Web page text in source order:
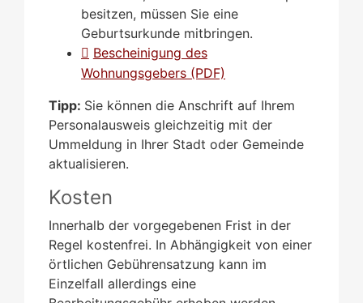
besitzen, müssen Sie eine
Geburtsurkunde mitbringen.
Bescheinigung des
Wohnungsgebers (PDF)
Tipp: Sie können die Anschrift auf Ihrem
Personalausweis gleichzeitig mit der
Ummeldung in Ihrer Stadt oder Gemeinde
aktualisieren.
Kosten
Innerhalb der vorgegebenen Frist in der
Regel kostenfrei. In Abhängigkeit von einer
örtlichen Gebührensatzung kann im
Einzelfall allerdings eine